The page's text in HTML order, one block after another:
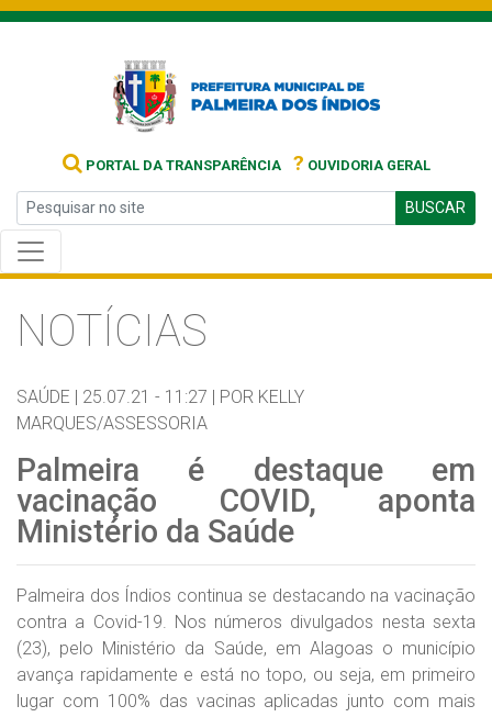
PORTAL DA TRANSPARÊNCIA ? OUVIDORIA GERAL
BUSCAR
NOTÍCIAS
SAÚDE | 25.07.21 - 11:27 | POR KELLY
MARQUES/ASSESSORIA
Palmeira é destaque em
vacinação COVID, aponta
Ministério da Saúde
Palmeira dos Índios continua se destacando na vacinação
contra a Covid-19. Nos números divulgados nesta sexta
(23), pelo Ministério da Saúde, em Alagoas o município
avança rapidamente e está no topo, ou seja, em primeiro
lugar com 100% das vacinas aplicadas junto com mais